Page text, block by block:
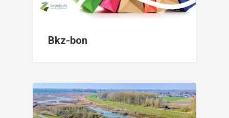
Bkz-bon